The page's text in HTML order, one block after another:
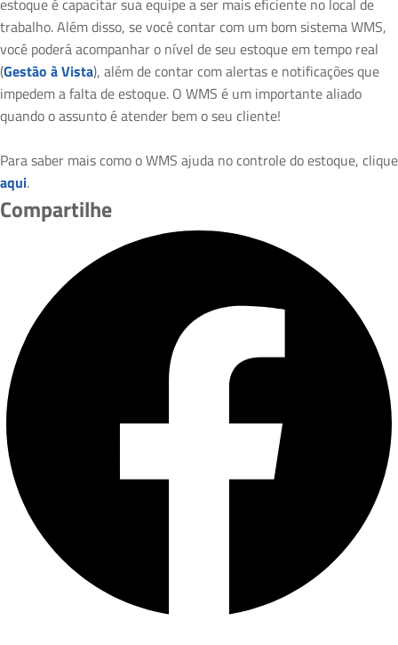
estoque é capacitar sua equipe a ser mais eficiente no local de
trabalho. Além disso, se você contar com um bom sistema WMS,
você poderá acompanhar o nível de seu estoque em tempo real
(Gestão à Vista), além de contar com alertas e notificações que
impedem a falta de estoque. O WMS é um importante aliado
quando o assunto é atender bem o seu cliente!
Para saber mais como o WMS ajuda no controle do estoque, clique
aqui.
Compartilhe